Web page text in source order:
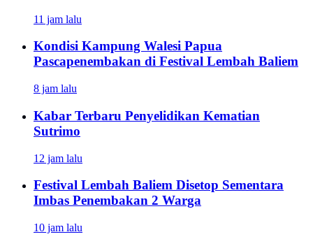
11 jam lalu
Kondisi Kampung Walesi Papua
Pascapenembakan di Festival Lembah Baliem
8 jam lalu
Kabar Terbaru Penyelidikan Kematian
Sutrimo
12 jam lalu
Festival Lembah Baliem Disetop Sementara
Imbas Penembakan 2 Warga
10 jam lalu